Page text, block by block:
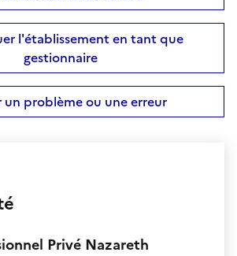
l'établissement en tant que
gestionnaire
un problème ou une erreur
Privé Nazareth